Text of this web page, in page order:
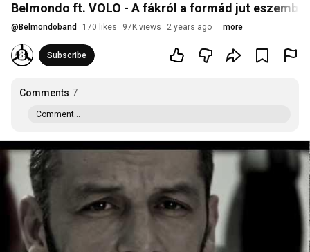
Belmondo ft. VOLO - A fákról a formád jut eszembe
@ Belmondoband 170 likes 97K views 2 years ago more
Subscribe
Comments 7
Comment...